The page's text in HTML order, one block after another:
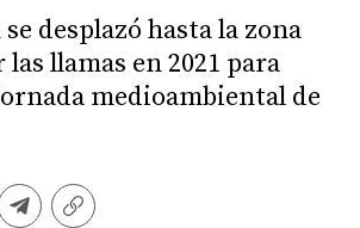
desplazó hasta la zona
llamas en 2021 para
medioambiental de
TelegramCopiar